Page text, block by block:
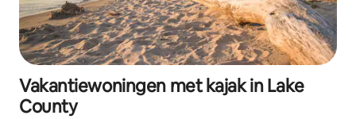
Vakantiewoningen met kajak in Lake
County